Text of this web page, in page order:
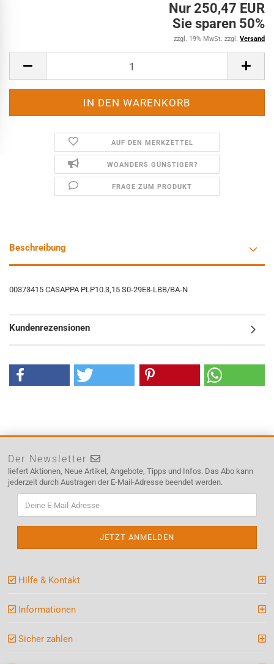
Nur 250,47 EUR
Sie sparen 50%
zzgl. 19% MwSt. zzgl. Versand
AUF DEN MERKZETTEL
WOANDERS GÜNSTIGER?
FRAGE ZUM PRODUKT
Beschreibung
00373415 CASAPPA PLP10.3,15 S0-29E8-LBB/BA-N
Kundenrezensionen
Der Newsletter
liefert Aktionen, Neue Artikel, Angebote, Tipps und Infos. Das Abo kann
jederzeit durch Austragen der E-Mail-Adresse beendet werden.
Hilfe & Kontakt
Informationen
Sicher zahlen